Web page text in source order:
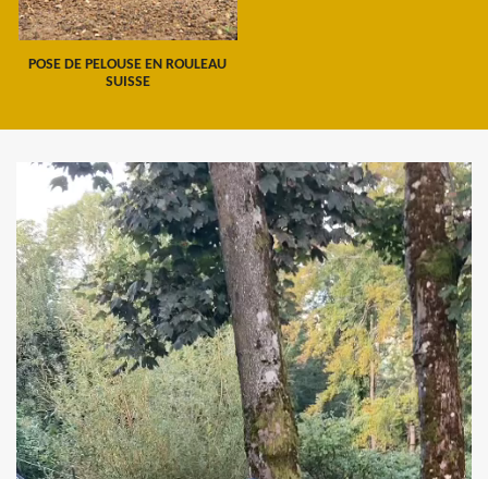
POSE DE PELOUSE EN ROULEAU
SUISSE